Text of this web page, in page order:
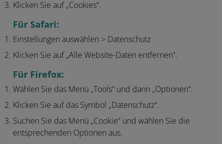
Klicken Sie auf „Cookies“.
Für Safari:
Einstellungen auswählen > Datenschutz
Klicken Sie auf „Alle Website-Daten entfernen“.
Für Firefox:
Wählen Sie das Menü „Tools“ und dann „Optionen“.
Klicken Sie auf das Symbol „Datenschutz“.
Suchen Sie das Menü „Cookie“ und wählen Sie die
entsprechenden Optionen aus.